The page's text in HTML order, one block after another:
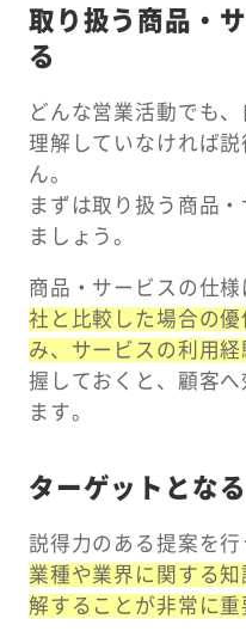
取り扱う商品・
る
どんな営業活動でも
理解していなければ
ん。
まずは取り扱う商品
ましょう。
商品・サービスの仕様
社と比較した場合の
み、サービスの利用
握しておくと、顧客
ます。
ターゲットとな
説得力のある提案を行
業種や業界に関する
解することが非常に重